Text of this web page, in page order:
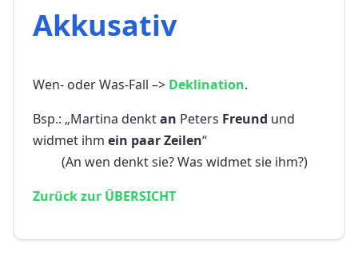
Akkusativ
Wen- oder Was-Fall –> Deklination.
Bsp.: „Martina denktan Peters Freund und
widmet ihm ein paar Zeilen“
(An wen denkt sie? Was widmet sie ihm?)
Zurück zur ÜBERSICHT